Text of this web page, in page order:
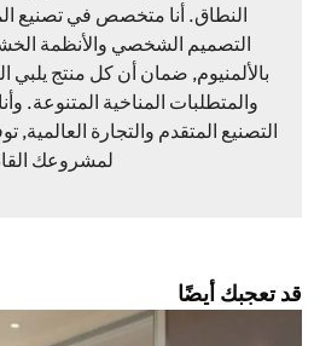
النطاق. أنا متخصص في تصنيع
التصميم الشخصي والأنظمة
بالألمنيوم, ضمان أن كل منتج يلبي
والمتطلبات المناخية المتنوعة.
التصنيع المتقدم والتجارة العالمية,
لمشروعك
تعجبك أيضًا